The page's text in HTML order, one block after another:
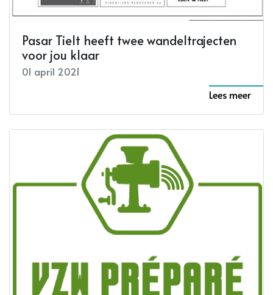
Pasar Tielt heeft twee wandeltrajecten
voor jou klaar
01 april 2021
Lees meer